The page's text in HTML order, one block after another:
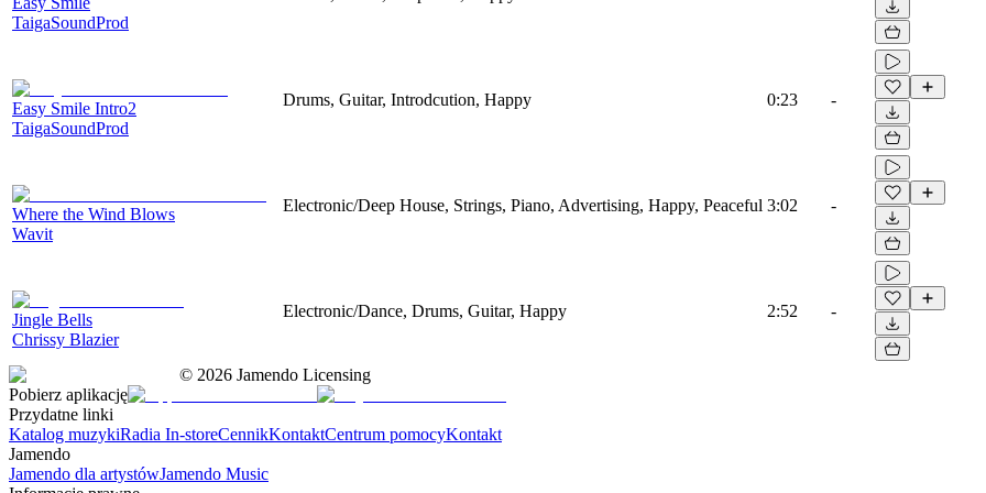
TaigaSoundProd
Easy Smile Intro2
TaigaSoundProd
Drums, Guitar, Introdcution, Happy 0:23 -
Where the Wind Blows
Wavit
Electronic/Deep House, Strings, Piano, Advertising, Happy, Peaceful 3:02 -
Jingle Bells
Chrissy Blazier
Electronic/Dance, Drums, Guitar, Happy 2:52 -
© 2026 Jamendo Licensing
Pobierz aplikację
Przydatne linki
Katalog muzykiRadia In-storeCennikKontaktCentrum pomocyKontakt
Jamendo
Jamendo dla artystówJamendo Music